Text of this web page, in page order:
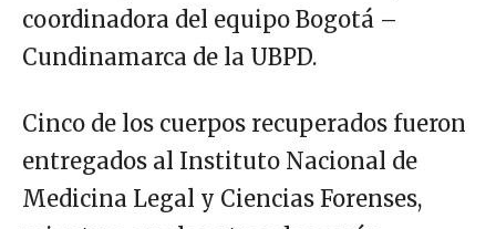
coordinadora del equipo Bogotá –
Cundinamarca de la UBPD.
Cinco de los cuerpos recuperados fueron
entregados al Instituto Nacional de
Medicina Legal y Ciencias Forenses,